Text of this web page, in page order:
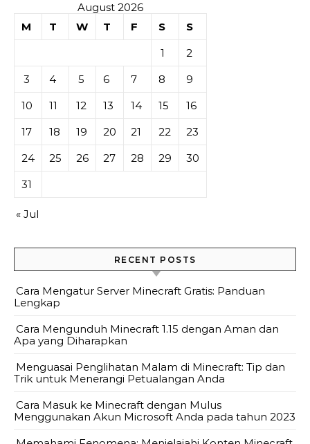
August 2026
M
T W T F S
S
1
2
3
4 5 6 7 8
9
10
11 12 13 14 15
16
17
18 19 20 21 22
23
24
25 26 27 28 29
30
31
« Jul
RECENT POSTS
Cara Mengatur Server Minecraft Gratis: Panduan
Lengkap
Cara Mengunduh Minecraft 1.15 dengan Aman dan
Apa yang Diharapkan
Menguasai Penglihatan Malam di Minecraft: Tip dan
Trik untuk Menerangi Petualangan Anda
Cara Masuk ke Minecraft dengan Mulus
Menggunakan Akun Microsoft Anda pada tahun 2023